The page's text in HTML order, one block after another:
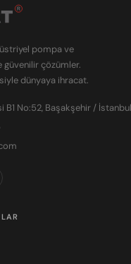
pompa ve
çözümler.
dünyaya ihracat.
B1 No:52, Başakşehir / İstanbul